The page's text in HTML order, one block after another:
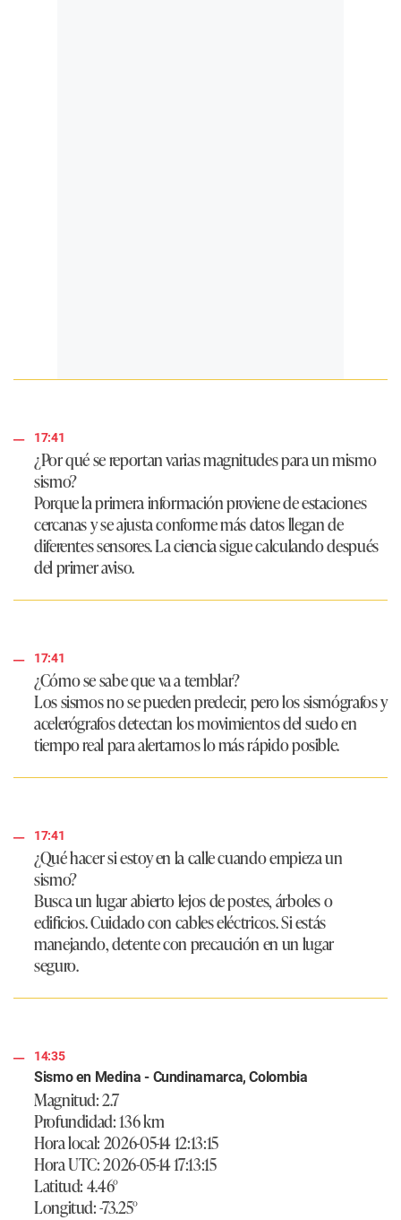
17:41
¿Por qué se reportan varias magnitudes para un mismo
sismo?
Porque la primera información proviene de estaciones
cercanas y se ajusta conforme más datos llegan de
diferentes sensores. La ciencia sigue calculando después
del primer aviso.
17:41
¿Cómo se sabe que va a temblar?
Los sismos no se pueden predecir, pero los sismógrafos y
acelerógrafos detectan los movimientos del suelo en
tiempo real para alertarnos lo más rápido posible.
17:41
¿Qué hacer si estoy en la calle cuando empieza un
sismo?
Busca un lugar abierto lejos de postes, árboles o
edificios. Cuidado con cables eléctricos. Si estás
manejando, detente con precaución en un lugar
seguro.
14:35
Sismo en Medina - Cundinamarca, Colombia
Magnitud: 2.7
Profundidad: 136 km
Hora local: 2026-05-14 12:13:15
Hora UTC: 2026-05-14 17:13:15
Latitud: 4.46°
Longitud: -73.25°